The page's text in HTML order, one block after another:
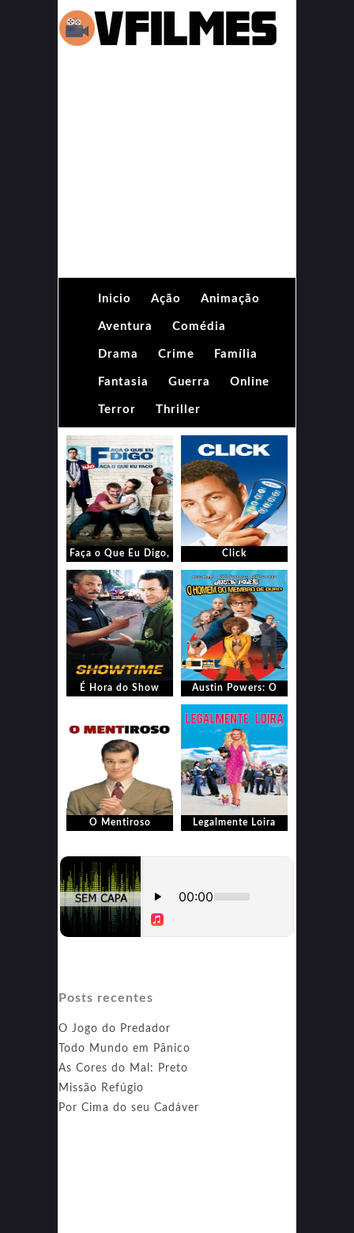
Inicio Ação Animação
Aventura Comédia
Drama Crime Família
Fantasia Guerra Online
Terror Thriller
Faça o Que Eu Digo,
Faço
Click
É Hora do Show
Austin Powers: O
de Ouro
O Mentiroso Legalmente Loira
Posts recentes
O Jogo do Predador
Todo Mundo em Pânico
As Cores do Mal: Preto
Missão Refúgio
Por Cima do seu Cadáver